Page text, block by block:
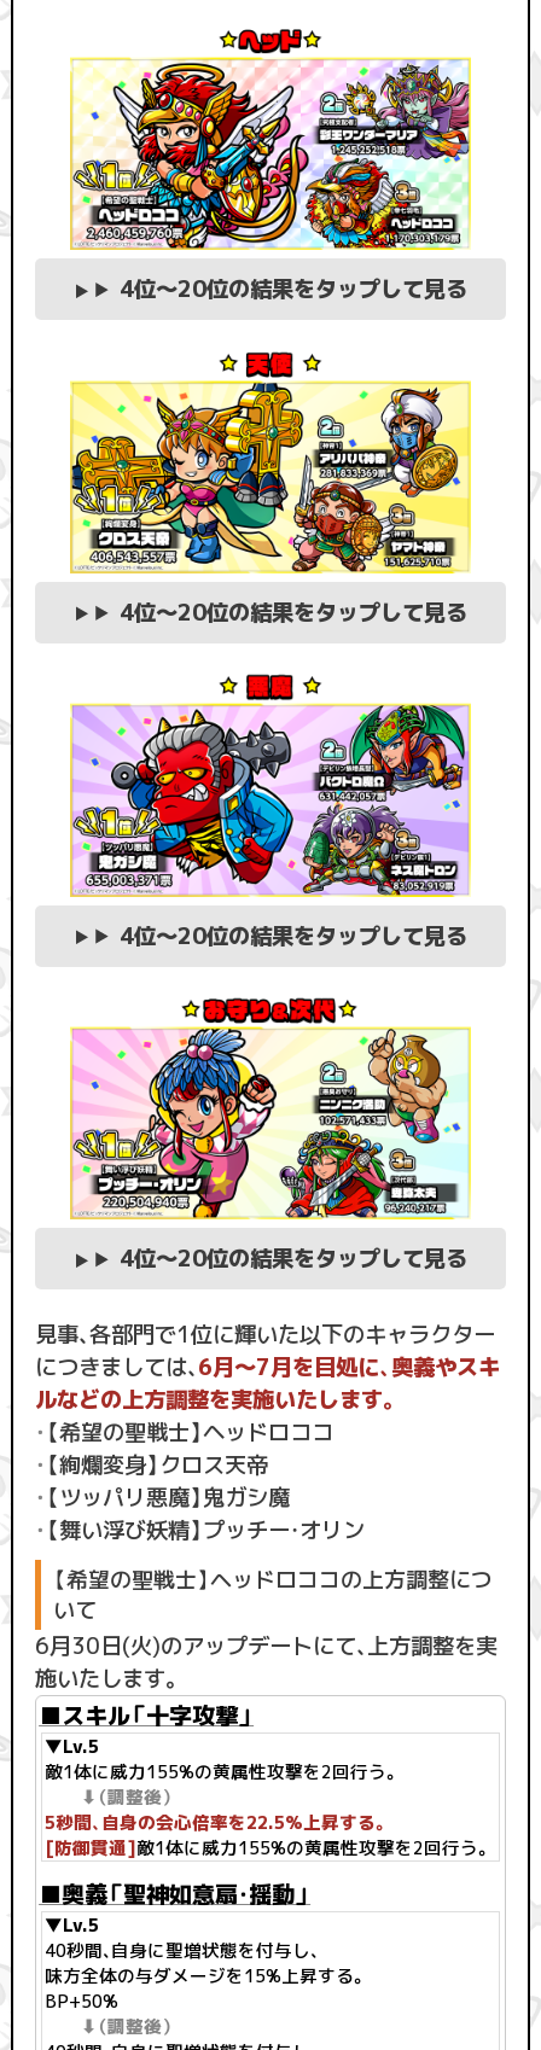
4位〜20位の結果をタップして見る
4位〜20位の結果をタップして見る
4位〜20位の結果をタップして見る
4位〜20位の結果をタップして見る
見事、各部門で1位に輝いた以下のキャラクター
につきましては、6月〜7月を目処に、奥義やスキ
ルなどの上方調整を実施いたします。
・ 【希望の聖戦士】ヘッドロココ
・ 【絢爛変身】クロス天帝
・ 【ツッパリ悪魔】鬼ガシ魔
・ 【舞い浮び妖精】プッチー・オリン
【希望の聖戦士】ヘッドロココの上方調整につ
いて
6月30日(火)のアップデートにて、上方調整を実
施いたします。
■スキル「十字攻撃」
▼Lv.5
敵1体に威力155%の黄属性攻撃を2回行う。
⬇︎（調整後）
5秒間、自身の会心倍率を22.5%上昇する。
[防御貫通]敵1体に威力155%の黄属性攻撃を2回行う。
■奥義「聖神如意扇・揺動」
▼Lv.5
40秒間、自身に聖増状態を付与し、
味方全体の与ダメージを15%上昇する。
BP+50%
⬇︎（調整後）